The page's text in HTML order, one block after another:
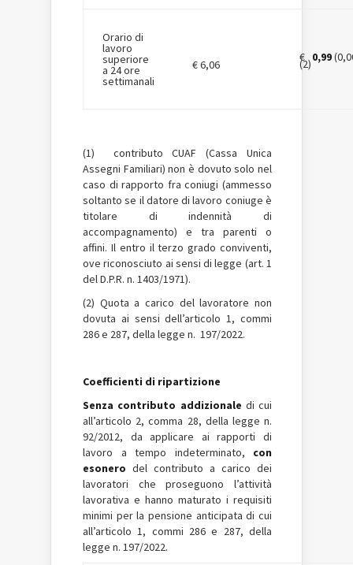
Orario di
lavoro
superiore
a 24 ore
settimanali
€ 6,06
€ 0,99
(2)
(1) contributo CUAF (Cassa Unica
Assegni Familiari) non è dovuto solo nel
caso di rapporto fra coniugi (ammesso
soltanto se il datore di lavoro coniuge è
titolare di indennità di
accompagnamento) e tra parenti o
affini. Il entro il terzo grado conviventi,
ove riconosciuto ai sensi di legge (art. 1
del D.P.R. n. 1403/1971).
(2) Quota a carico del lavoratore non
dovuta ai sensi dell’articolo 1, commi
286 e 287, della legge n. 197/2022.
Coefficienti di ripartizione
Senza contributo addizionale di cui
all’articolo 2, comma 28, della legge n.
92/2012, da applicare ai rapporti di
lavoro a tempo indeterminato, con
esonero del contributo a carico dei
lavoratori che proseguono l’attività
lavorativa e hanno maturato i requisiti
minimi per la pensione anticipata di cui
all’articolo 1, commi 286 e 287, della
legge n. 197/2022.